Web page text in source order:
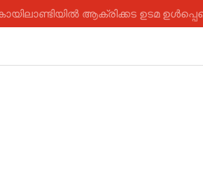
ആക്രിക്കട ഉടമ